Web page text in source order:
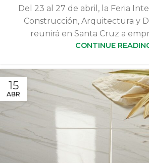
Del 23 al 27 de abril, la Feria
Construcción, Arquitectura y
reunirá en Santa Cruz a
CONTINUE
15
ABR